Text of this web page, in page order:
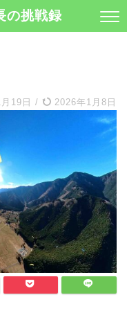
の挑戦録
19日 / 2026年1月8日